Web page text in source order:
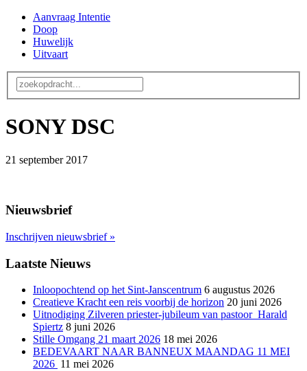
Aanvraag Intentie
Doop
Huwelijk
Uitvaart
SONY DSC
21 september 2017
Nieuwsbrief
Inschrijven nieuwsbrief »
Laatste Nieuws
Inloopochtend op het Sint-Janscentrum 6 augustus 2026
Creatieve Kracht een reis voorbij de horizon 20 juni 2026
Uitnodiging Zilveren priester-jubileum van pastoor Harald
Spiertz 8 juni 2026
Stille Omgang 21 maart 2026 18 mei 2026
BEDEVAART NAAR BANNEUX MAANDAG 11 MEI
2026 11 mei 2026